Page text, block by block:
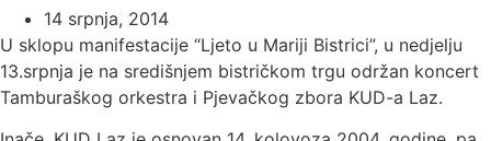
14 srpnja, 2014
U sklopu manifestacije “Ljeto u Mariji Bistrici”, u nedjelju
13.srpnja je na središnjem bistričkom trgu održan koncert
Tamburaškog orkestra i Pjevačkog zbora KUD-a Laz.